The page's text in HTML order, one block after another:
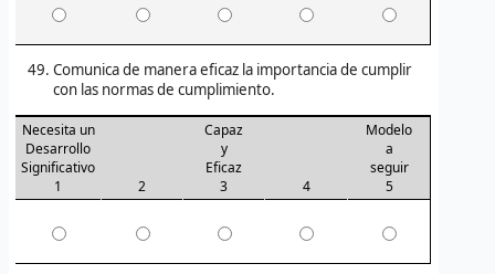
Comunica de manera eficaz la importancia de cumplir
con las normas de cumplimiento.
Necesita un
Desarrollo
Significativo
1
2
Capaz
y
Eficaz
3
4
Modelo
a
seguir
5